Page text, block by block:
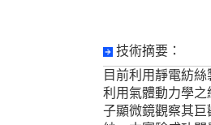
技術摘要：
目前利用靜電紡
利用氣體動力學
子顯微鏡觀察其